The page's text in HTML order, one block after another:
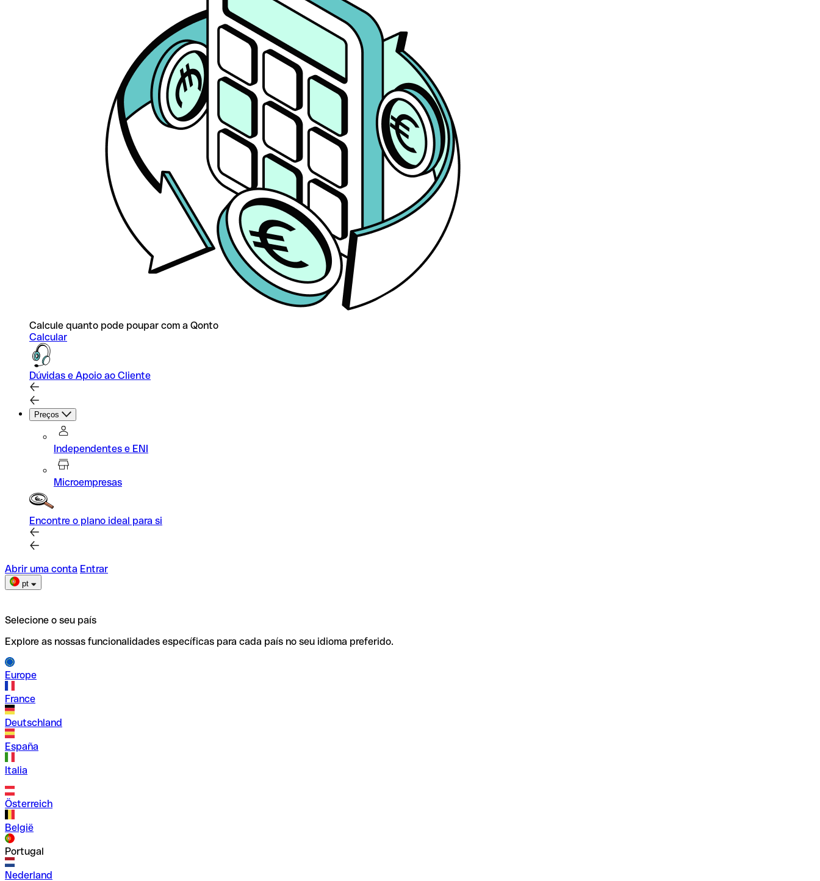
Calcule quanto pode poupar com a Qonto
Calcular
Dúvidas e Apoio ao Cliente
Preços
Independentes e ENI
Microempresas
Encontre o plano ideal para si
Abrir uma conta Entrar
pt
Selecione o seu país
Explore as nossas funcionalidades específicas para cada país no seu idioma preferido.
Europe
France
Deutschland
España
Italia
Österreich
België
Portugal
Nederland